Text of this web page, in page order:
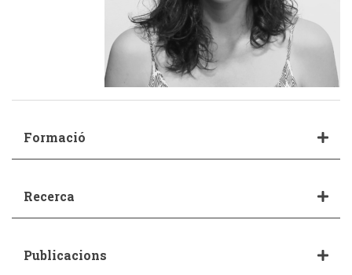
Formació
Recerca
Publicacions